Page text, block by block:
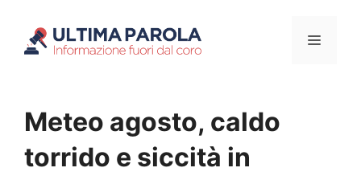
Menu
Meteo agosto, caldo
torrido e siccità in